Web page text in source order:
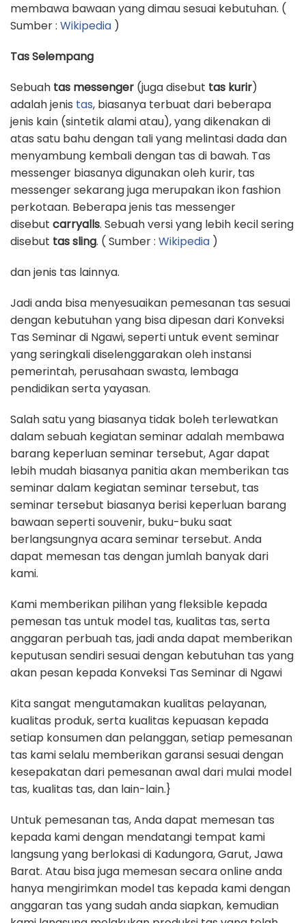
membawa bawaan yang dimau sesuai kebutuhan. (
Sumber : Wikipedia )
Tas Selempang
Sebuah tas messenger (juga disebut tas kurir)
adalah jenis tas, biasanya terbuat dari beberapa
jenis kain (sintetik alami atau), yang dikenakan di
atas satu bahu dengan tali yang melintasi dada dan
menyambung kembali dengan tas di bawah. Tas
messenger biasanya digunakan oleh kurir, tas
messenger sekarang juga merupakan ikon fashion
perkotaan. Beberapa jenis tas messenger
disebut carryalls. Sebuah versi yang lebih kecil sering
disebut tas sling. ( Sumber : Wikipedia )
dan jenis tas lainnya.
Jadi anda bisa menyesuaikan pemesanan tas sesuai
dengan kebutuhan yang bisa dipesan dari Konveksi
Tas Seminar di Ngawi, seperti untuk event seminar
yang seringkali diselenggarakan oleh instansi
pemerintah, perusahaan swasta, lembaga
pendidikan serta yayasan.
Salah satu yang biasanya tidak boleh terlewatkan
dalam sebuah kegiatan seminar adalah membawa
barang keperluan seminar tersebut, Agar dapat
lebih mudah biasanya panitia akan memberikan tas
seminar dalam kegiatan seminar tersebut, tas
seminar tersebut biasanya berisi keperluan barang
bawaan seperti souvenir, buku-buku saat
berlangsungnya acara seminar tersebut. Anda
dapat memesan tas dengan jumlah banyak dari
kami.
Kami memberikan pilihan yang fleksible kepada
pemesan tas untuk model tas, kualitas tas, serta
anggaran perbuah tas, jadi anda dapat memberikan
keputusan sendiri sesuai dengan kebutuhan tas yang
akan pesan kepada Konveksi Tas Seminar di Ngawi
Kita sangat mengutamakan kualitas pelayanan,
kualitas produk, serta kualitas kepuasan kepada
setiap konsumen dan pelanggan, setiap pemesanan
tas kami selalu memberikan garansi sesuai dengan
kesepakatan dari pemesanan awal dari mulai model
tas, kualitas tas, dan lain-lain.}
Untuk pemesanan tas, Anda dapat memesan tas
kepada kami dengan mendatangi tempat kami
langsung yang berlokasi di Kadungora, Garut, Jawa
Barat. Atau bisa juga memesan secara online anda
hanya mengirimkan model tas kepada kami dengan
anggaran tas yang sudah anda siapkan, kemudian